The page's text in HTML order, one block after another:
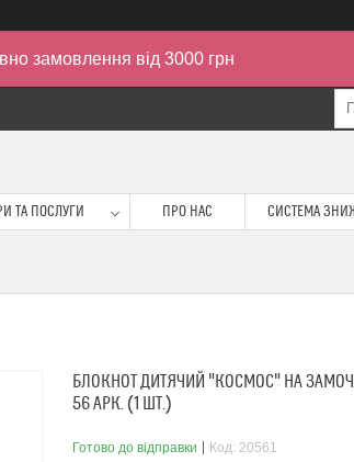
замовлення від 3000 грн
ТА ПОСЛУГИ ПРО НАС СИСТЕМА
БЛОКНОТ ДИТЯЧИЙ "КОСМОС" НА
56 АРК. (1 ШТ.)
Готово до відправки Код: 20561